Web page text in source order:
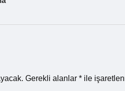
Gerekli alanlar * ile